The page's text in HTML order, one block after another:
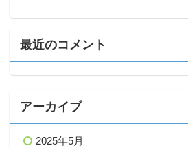
最近のコメント
アーカイブ
2025年5月